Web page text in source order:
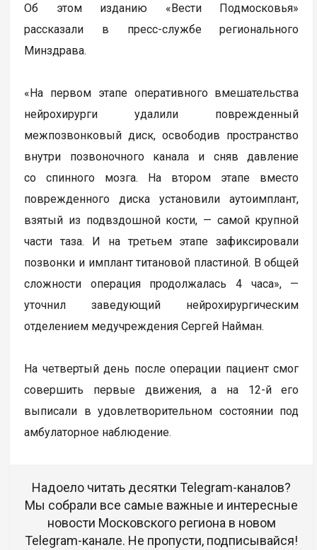
Об этом изданию «Вести Подмосковья»
рассказали в пресс-службе регионального
Минздрава.
«На первом этапе оперативного вмешательства
нейрохирурги удалили поврежденный
межпозвонковый диск, освободив пространство
внутри позвоночного канала и сняв давление
со спинного мозга. На втором этапе вместо
поврежденного диска установили аутоимплант,
взятый из подвздошной кости, — самой крупной
части таза. И на третьем этапе зафиксировали
позвонки и имплант титановой пластиной. В общей
сложности операция продолжалась 4 часа», —
уточнил заведующий нейрохирургическим
отделением медучреждения Сергей Найман.
На четвертый день после операции пациент смог
совершить первые движения, а на 12-й его
выписали в удовлетворительном состоянии под
амбулаторное наблюдение.
Надоело читать десятки Telegram-каналов?
Мы собрали все самые важные и интересные
новости Московского региона в новом
Telegram-канале. Не пропусти, подписывайся!